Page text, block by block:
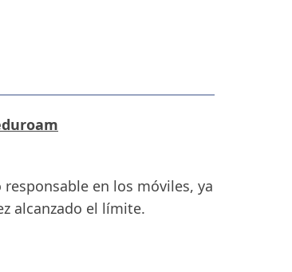
en los móviles, ya
alcanzado el límite.